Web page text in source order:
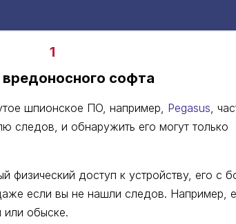
1
софта
шпионское ПО, например, Pegasus,
следов, и обнаружить его могут только
физический доступ к устройству, его с
если вы не нашли следов. Например,
или обыске.